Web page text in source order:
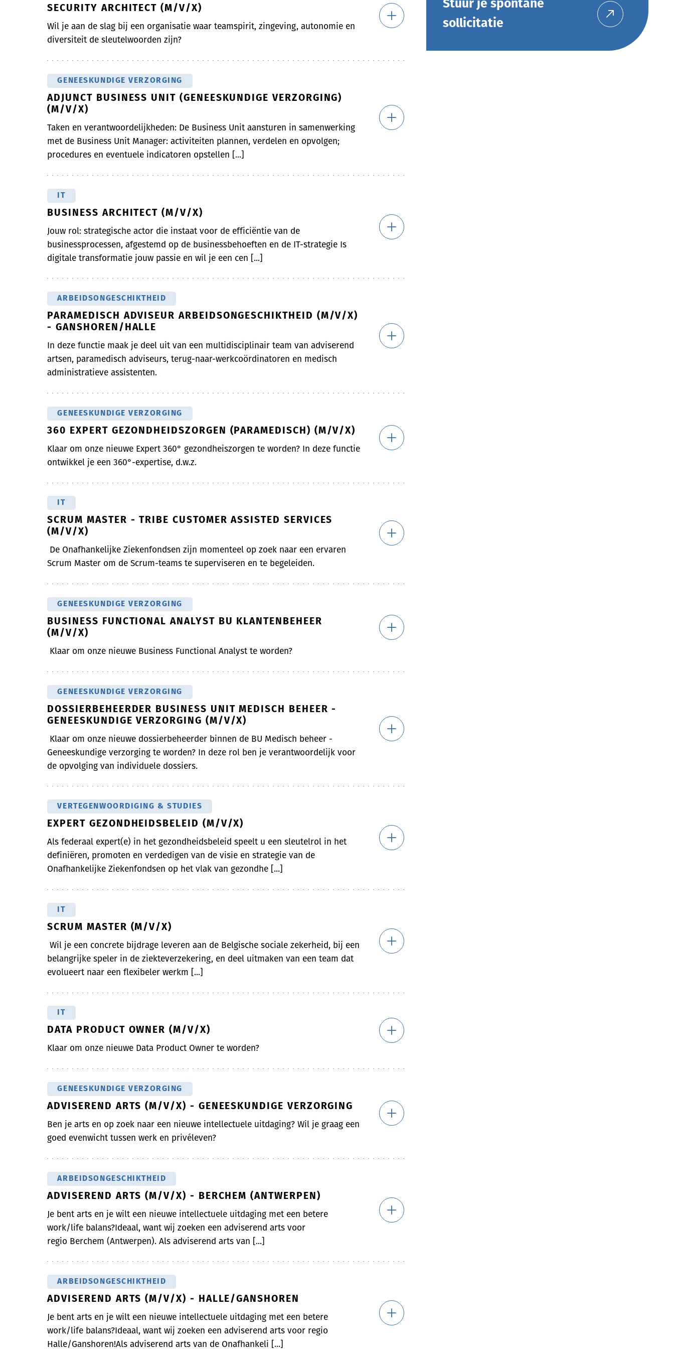
SECURITY ARCHITECT (M/V/X)
Wil je aan de slag bij een organisatie waar teamspirit, zingeving, autonomie en
diversiteit de sleutelwoorden zijn?
GENEESKUNDIGE VERZORGING
ADJUNCT BUSINESS UNIT (GENEESKUNDIGE VERZORGING)
(M/V/X)
Taken en verantwoordelijkheden: De Business Unit aansturen in samenwerking
met de Business Unit Manager: activiteiten plannen, verdelen en opvolgen;
procedures en eventuele indicatoren opstellen [...]
IT
BUSINESS ARCHITECT (M/V/X)
Jouw rol: strategische actor die instaat voor de efficiëntie van de
businessprocessen, afgestemd op de businessbehoeften en de IT-strategie Is
digitale transformatie jouw passie en wil je een cen [...]
ARBEIDSONGESCHIKTHEID
PARAMEDISCH ADVISEUR ARBEIDSONGESCHIKTHEID (M/V/X)
- GANSHOREN/HALLE
In deze functie maak je deel uit van een multidisciplinair team van adviserend
artsen, paramedisch adviseurs, terug-naar-werkcoördinatoren en medisch
administratieve assistenten.
GENEESKUNDIGE VERZORGING
360 EXPERT GEZONDHEIDSZORGEN (PARAMEDISCH) (M/V/X)
Klaar om onze nieuwe Expert 360° gezondheiszorgen te worden? In deze functie
ontwikkel je een 360°-expertise, d.w.z.
IT
SCRUM MASTER - TRIBE CUSTOMER ASSISTED SERVICES
(M/V/X)
De Onafhankelijke Ziekenfondsen zijn momenteel op zoek naar een ervaren
Scrum Master om de Scrum-teams te superviseren en te begeleiden.
GENEESKUNDIGE VERZORGING
BUSINESS FUNCTIONAL ANALYST BU KLANTENBEHEER
(M/V/X)
Klaar om onze nieuwe Business Functional Analyst te worden?
GENEESKUNDIGE VERZORGING
DOSSIERBEHEERDER BUSINESS UNIT MEDISCH BEHEER -
GENEESKUNDIGE VERZORGING (M/V/X)
Klaar om onze nieuwe dossierbeheerder binnen de BU Medisch beheer -
Geneeskundige verzorging te worden? In deze rol ben je verantwoordelijk voor
de opvolging van individuele dossiers.
VERTEGENWOORDIGING & STUDIES
EXPERT GEZONDHEIDSBELEID (M/V/X)
Als federaal expert(e) in het gezondheidsbeleid speelt u een sleutelrol in het
definiëren, promoten en verdedigen van de visie en strategie van de
Onafhankelijke Ziekenfondsen op het vlak van gezondhe [...]
IT
SCRUM MASTER (M/V/X)
Wil je een concrete bijdrage leveren aan de Belgische sociale zekerheid, bij een
belangrijke speler in de ziekteverzekering, en deel uitmaken van een team dat
evolueert naar een flexibeler werkm [...]
IT
DATA PRODUCT OWNER (M/V/X)
Klaar om onze nieuwe Data Product Owner te worden?
GENEESKUNDIGE VERZORGING
ADVISEREND ARTS (M/V/X) - GENEESKUNDIGE VERZORGING
Ben je arts en op zoek naar een nieuwe intellectuele uitdaging? Wil je graag een
goed evenwicht tussen werk en privéleven?
ARBEIDSONGESCHIKTHEID
ADVISEREND ARTS (M/V/X) - BERCHEM (ANTWERPEN)
Je bent arts en je wilt een nieuwe intellectuele uitdaging met een betere
work/life balans?Ideaal, want wij zoeken een adviserend arts voor
regio Berchem (Antwerpen). Als adviserend arts van [...]
ARBEIDSONGESCHIKTHEID
ADVISEREND ARTS (M/V/X) - HALLE/GANSHOREN
Je bent arts en je wilt een nieuwe intellectuele uitdaging met een betere
work/life balans?Ideaal, want wij zoeken een adviserend arts voor regio
Halle/Ganshoren!Als adviserend arts van de Onafhankeli [...]
Stuur je spontane
sollicitatie